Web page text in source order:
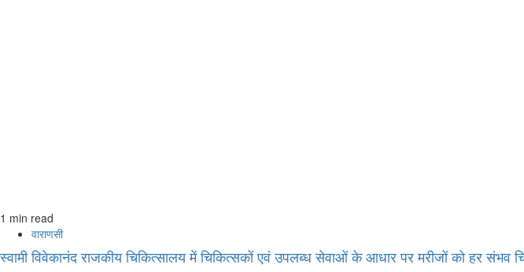
1 min read
वाराणसी
स्वामी विवेकानंद राजकीय चिकित्सालय में चिकित्सकों एवं उपलब्ध सेवाओं के आधार पर मरीजों को हर संभव